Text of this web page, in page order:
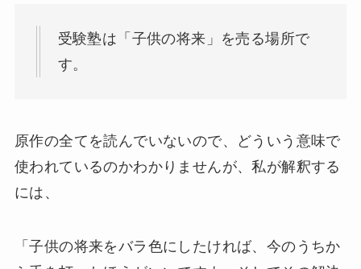
受験塾は「子供の将来」を売る場所で
す。
原作の全てを読んでいないので、どういう意味で
使われているのかわかりませんが、私が解釈する
には、
「子供の将来をバラ色にしたければ、今のうちか